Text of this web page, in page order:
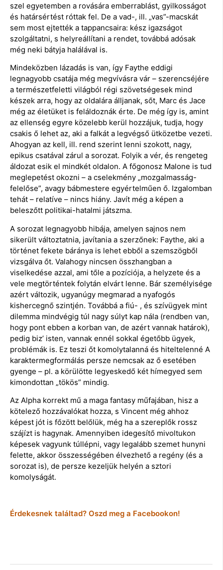
szel egyetemben a rovására emberrablást, gyilkosságot
és határsértést róttak fel. De a vad-, ill. „vas”-macskát
sem most ejtették a tappancsaira: kész igazságot
szolgáltatni, s helyreállítani a rendet, továbbá adósak
még neki bátyja halálával is.
Mindeközben lázadás is van, így Faythe eddigi
legnagyobb csatája még megvívásra vár – szerencséjére
a természetfeletti világból régi szövetségesek mind
készek arra, hogy az oldalára álljanak, sőt, Marc és Jace
még az életüket is feláldoznák érte. De még így is, amint
az ellenség egyre közelebb kerül hozzájuk, tudja, hogy
csakis ő lehet az, aki a falkát a legvégső ütközetbe vezeti.
Ahogyan az kell, ill. rend szerint lenni szokott, nagy,
epikus csatával zárul a sorozat. Folyik a vér, és rengeteg
áldozat esik el mindkét oldalon. A főgonosz Malone is tud
meglepetést okozni – a cselekmény „mozgalmasság-
felelőse”, avagy bábmestere egyértelműen ő. Izgalomban
tehát – relatíve – nincs hiány. Javít még a képen a
beleszőtt politikai-hatalmi játszma.
A sorozat legnagyobb hibája, amelyen sajnos nem
sikerült változtatnia, javítania a szerzőnek: Faythe, aki a
történet fekete báránya is lehet ebből a szemszögből
vizsgálva őt. Valahogy nincsen összhangban a
viselkedése azzal, ami tőle a pozíciója, a helyzete és a
vele megtörténtek folytán elvárt lenne. Bár személyisége
azért változik, ugyanúgy megmarad a nyafogós
kishercegnő szintjén. Továbbá a fiú- , és szívügyek mint
dilemma mindvégig túl nagy súlyt kap nála (rendben van,
hogy pont ebben a korban van, de azért vannak határok),
pedig biz’ isten, vannak ennél sokkal égetőbb ügyek,
problémák is. Ez teszi őt komolytalanná és hiteltelenné A
karaktermegformálás persze nemcsak az ő esetében
gyenge – pl. a körülötte legyeskedő két hímegyed sem
kimondottan „tökös” mindig.
Az Alpha korrekt mű a maga fantasy műfajában, hisz a
kötelező hozzávalókat hozza, s Vincent még ahhoz
képest jót is főzött belőlük, még ha a szereplők rossz
szájízt is hagynak. Amennyiben idegesítő mivoltukon
képesek vagyunk túllépni, vagy legalább szemet hunyni
felette, akkor összességében élvezhető a regény (és a
sorozat is), de persze kezeljük helyén a sztori
komolyságát.
Érdekesnek találtad? Oszd meg a Facebookon!